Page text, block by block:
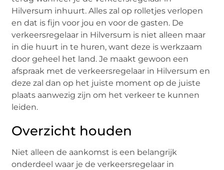
Hilversum inhuurt. Alles zal op rolletjes verlopen
en dat is fijn voor jou en voor de gasten. De
verkeersregelaar in Hilversum is niet alleen maar
in die huurt in te huren, want deze is werkzaam
door geheel het land. Je maakt gewoon een
afspraak met de verkeersregelaar in Hilversum en
deze zal dan op het juiste moment op de juiste
plaats aanwezig zijn om het verkeer te kunnen
leiden.
Overzicht houden
Niet alleen de aankomst is een belangrijk
onderdeel waar je de verkeersregelaar in